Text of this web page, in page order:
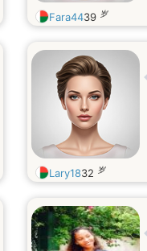
Fara4439 岁
Lary1832 岁